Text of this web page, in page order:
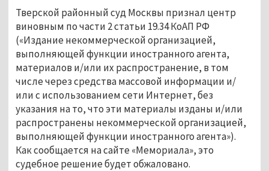
Тверской районный суд Москвы признал центр
виновным по части 2 статьи 19.34 КоАП РФ
(«Издание некоммерческой организацией,
выполняющей функции иностранного агента,
материалов и/или их распространение, в том
числе через средства массовой информации и/
или с использованием сети Интернет, без
указания на то, что эти материалы изданы и/или
распространены некоммерческой организацией,
выполняющей функции иностранного агента»).
Как сообщается на сайте «Мемориала», это
судебное решение будет обжаловано.